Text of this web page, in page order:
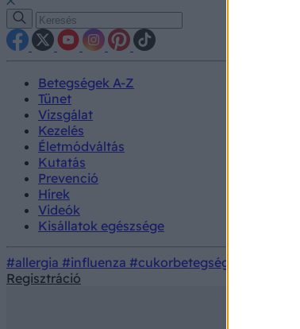
Betegségek A-Z
Tünet
Vizsgálat
Kezelés
Életmódváltás
Kutatás
Prevenció
Hírek
Videók
Kisállatok egészsége
#allergia #influenza #cukorbetegség
Regisztráció